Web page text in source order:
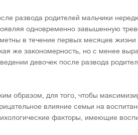
развода родителей мальчики
одновременно завышенную
в течение первых месяцев
же закономерность, но с менее
девочек после развода
образом, для того, чтобы
влияние семьи на
факторы, имеющие